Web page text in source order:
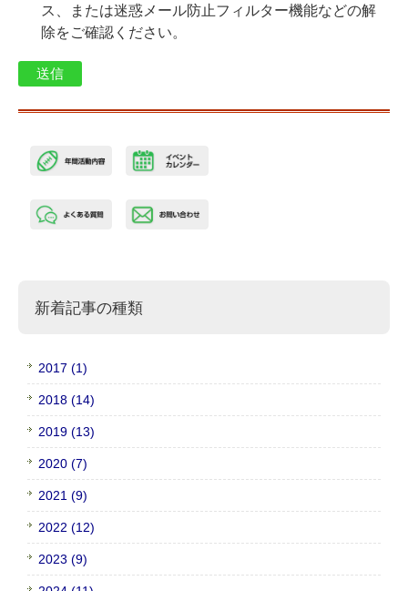
ス、または迷惑メール防止フィルター機能などの解
除をご確認ください。
新着記事の種類
2017 (1)
2018 (14)
2019 (13)
2020 (7)
2021 (9)
2022 (12)
2023 (9)